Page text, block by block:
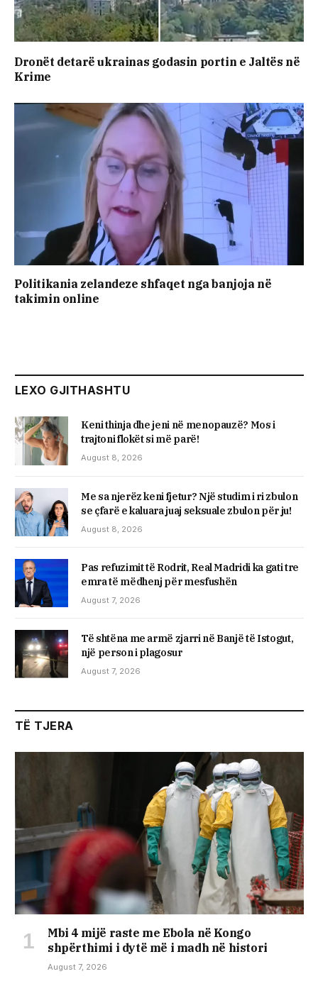
Dronët detarë ukrainas godasin portin e Jaltës në
Krime
Politikania zelandeze shfaqet nga banjoja në
takimin online
LEXO GJITHASHTU
Keni thinja dhe jeni në menopauzë? Mos i
trajtoni flokët si më parë!
August 8, 2026
Me sa njerëz keni fjetur? Një studim i ri zbulon
se çfarë e kaluara juaj seksuale zbulon për ju!
August 8, 2026
Pas refuzimit të Rodrit, Real Madridi ka gati tre
emra të mëdhenj për mesfushën
August 7, 2026
Të shtëna me armë zjarri në Banjë të Istogut,
një person i plagosur
August 7, 2026
TË TJERA
Mbi 4 mijë raste me Ebola në Kongo
shpërthimi i dytë më i madh në histori
August 7, 2026